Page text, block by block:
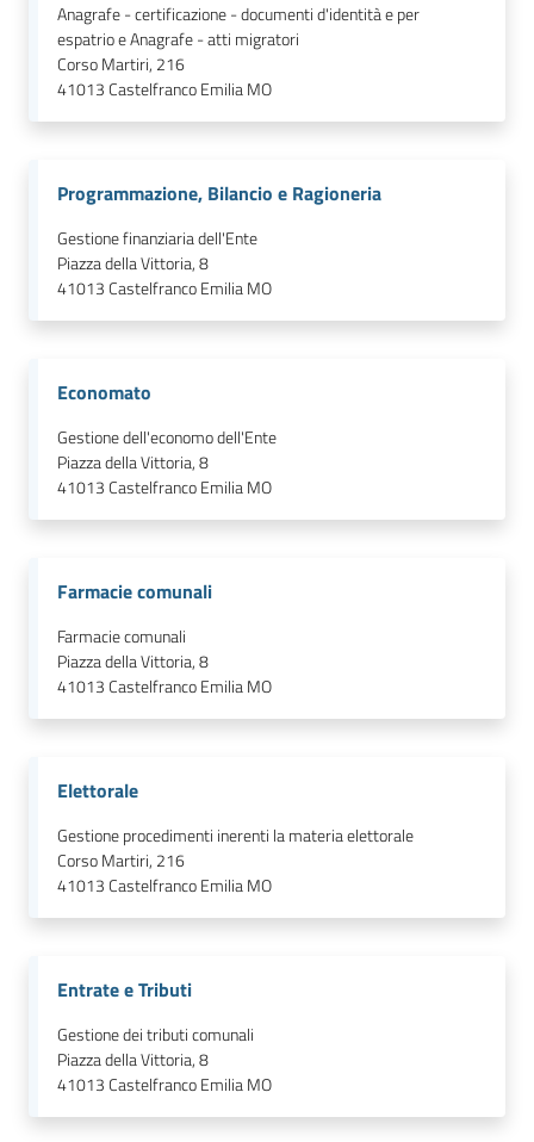
Anagrafe - certificazione - documenti d'identità e per
espatrio e Anagrafe - atti migratori
Corso Martiri, 216
41013Castelfranco Emilia MO
Programmazione, Bilancio e Ragioneria
Gestione finanziaria dell'Ente
Piazza della Vittoria, 8
41013Castelfranco Emilia MO
Economato
Gestione dell'economo dell'Ente
Piazza della Vittoria, 8
41013Castelfranco Emilia MO
Farmacie comunali
Farmacie comunali
Piazza della Vittoria, 8
41013Castelfranco Emilia MO
Elettorale
Gestione procedimenti inerenti la materia elettorale
Corso Martiri, 216
41013Castelfranco Emilia MO
Entrate e Tributi
Gestione dei tributi comunali
Piazza della Vittoria, 8
41013Castelfranco Emilia MO